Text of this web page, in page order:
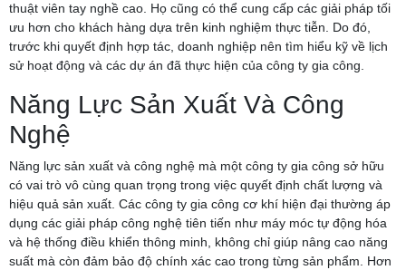
thuật viên tay nghề cao. Họ cũng có thể cung cấp các giải pháp tối
ưu hơn cho khách hàng dựa trên kinh nghiệm thực tiễn. Do đó,
trước khi quyết định hợp tác, doanh nghiệp nên tìm hiểu kỹ về lịch
sử hoạt động và các dự án đã thực hiện của công ty gia công.
Năng Lực Sản Xuất Và Công
Nghệ
Năng lực sản xuất và công nghệ mà một công ty gia công sở hữu
có vai trò vô cùng quan trọng trong việc quyết định chất lượng và
hiệu quả sản xuất. Các công ty gia công cơ khí hiện đại thường áp
dụng các giải pháp công nghệ tiên tiến như máy móc tự động hóa
và hệ thống điều khiển thông minh, không chỉ giúp nâng cao năng
suất mà còn đảm bảo độ chính xác cao trong từng sản phẩm. Hơn